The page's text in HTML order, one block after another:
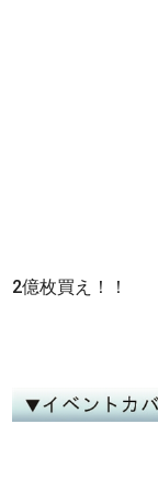
2億枚買え！！